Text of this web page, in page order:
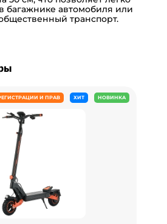
багажнике автомобиля или
транспорт.
И ПРАВ ХИТ НОВИНКА